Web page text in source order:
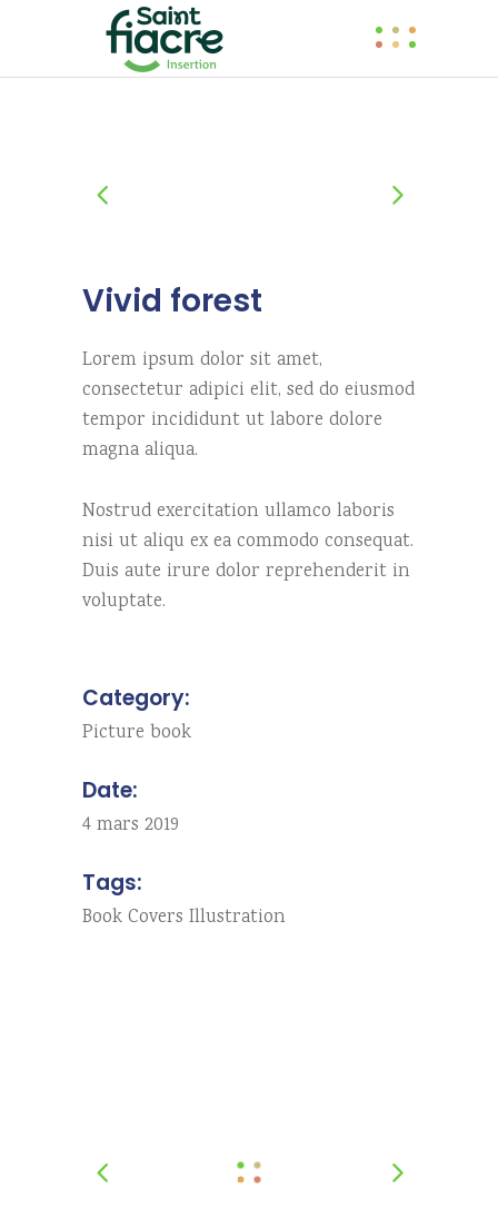
Vivid forest
Lorem ipsum dolor sit amet,
consectetur adipici elit, sed do eiusmod
tempor incididunt ut labore dolore
magna aliqua.
Nostrud exercitation ullamco laboris
nisi ut aliqu ex ea commodo consequat.
Duis aute irure dolor reprehenderit in
voluptate.
Category:
Picture book
Date:
4 mars 2019
Tags:
Book Covers Illustration